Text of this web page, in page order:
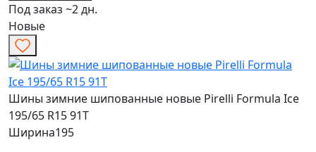
Под заказ ~2 дн.
Новые
Шины зимние шипованные новые Pirelli Formula Ice
195/65 R15 91T
Ширина195